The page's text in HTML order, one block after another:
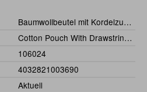
Baumwollbeutel mit Kordelzug 53 x 17 cm
Cotton Pouch With Drawstring 53 x 17 cm
106024
4032821003690
Aktuell